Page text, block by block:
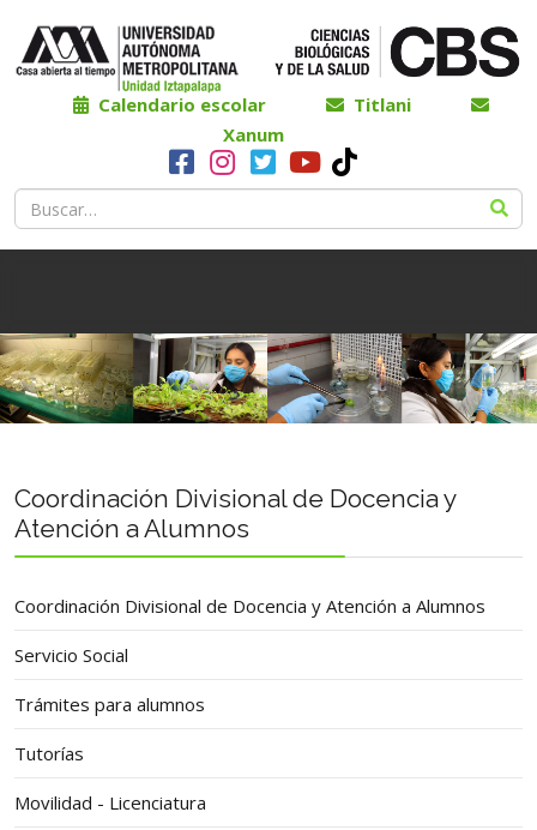
Calendario escolar
Titlani
Xanum
Coordinación Divisional de Docencia y
Atención a Alumnos
Coordinación Divisional de Docencia y Atención a Alumnos
Servicio Social
Trámites para alumnos
Tutorías
Movilidad - Licenciatura